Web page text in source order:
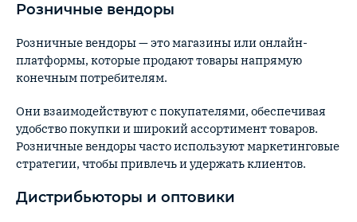
Розничные вендоры
Розничные вендоры — это магазины или онлайн-
платформы, которые продают товары напрямую
конечным потребителям.
Они взаимодействуют с покупателями, обеспечивая
удобство покупки и широкий ассортимент товаров.
Розничные вендоры часто используют маркетинговые
стратегии, чтобы привлечь и удержать клиентов.
Дистрибьюторы и оптовики